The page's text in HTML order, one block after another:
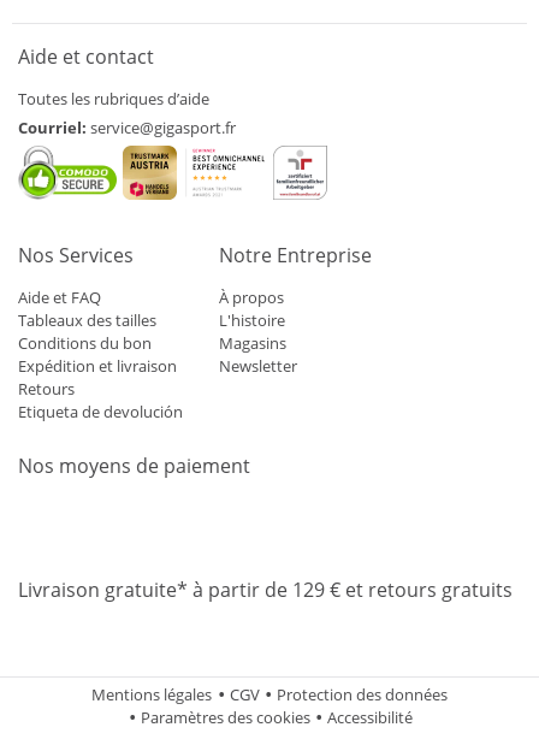
Aide et contact
Toutes les rubriques d’aide
Courriel: service@gigasport.fr
Nos Services
Aide et FAQ
Tableaux des tailles
Conditions du bon
Expédition et livraison
Retours
Etiqueta de devolución
Notre Entreprise
À propos
L'histoire
Magasins
Newsletter
Nos moyens de paiement
Livraison gratuite* à partir de 129 € et retours gratuits
Mentions légales CGV
Protection des données
Paramètres des cookies
Accessibilité